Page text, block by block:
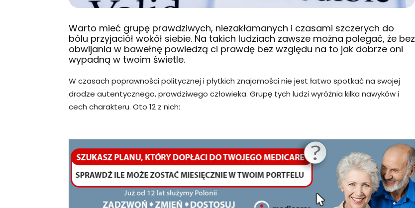
Warto mieć grupę prawdziwych, niezakłamanych i czasami szczerych do
bólu przyjaciół wokół siebie. Na takich ludziach zawsze można polegać, że bez
obwijania w bawełnę powiedzą ci prawdę bez względu na to jak dobrze oni
wypadną w twoim świetle.
W czasach poprawności politycznej i płytkich znajomości nie jest łatwo spotkać na swojej
drodze autentycznego, prawdziwego człowieka. Grupę tych ludzi wyróżnia kilka nawyków i
cech charakteru. Oto 12 z nich: